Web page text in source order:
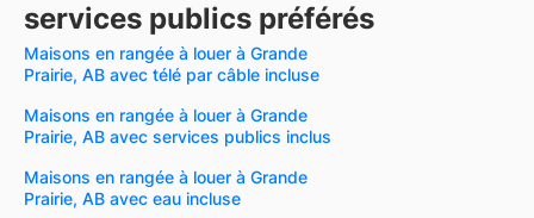
services publics préférés
Maisons en rangée à louer à Grande
Prairie, AB avec télé par câble incluse
Maisons en rangée à louer à Grande
Prairie, AB avec services publics inclus
Maisons en rangée à louer à Grande
Prairie, AB avec eau incluse